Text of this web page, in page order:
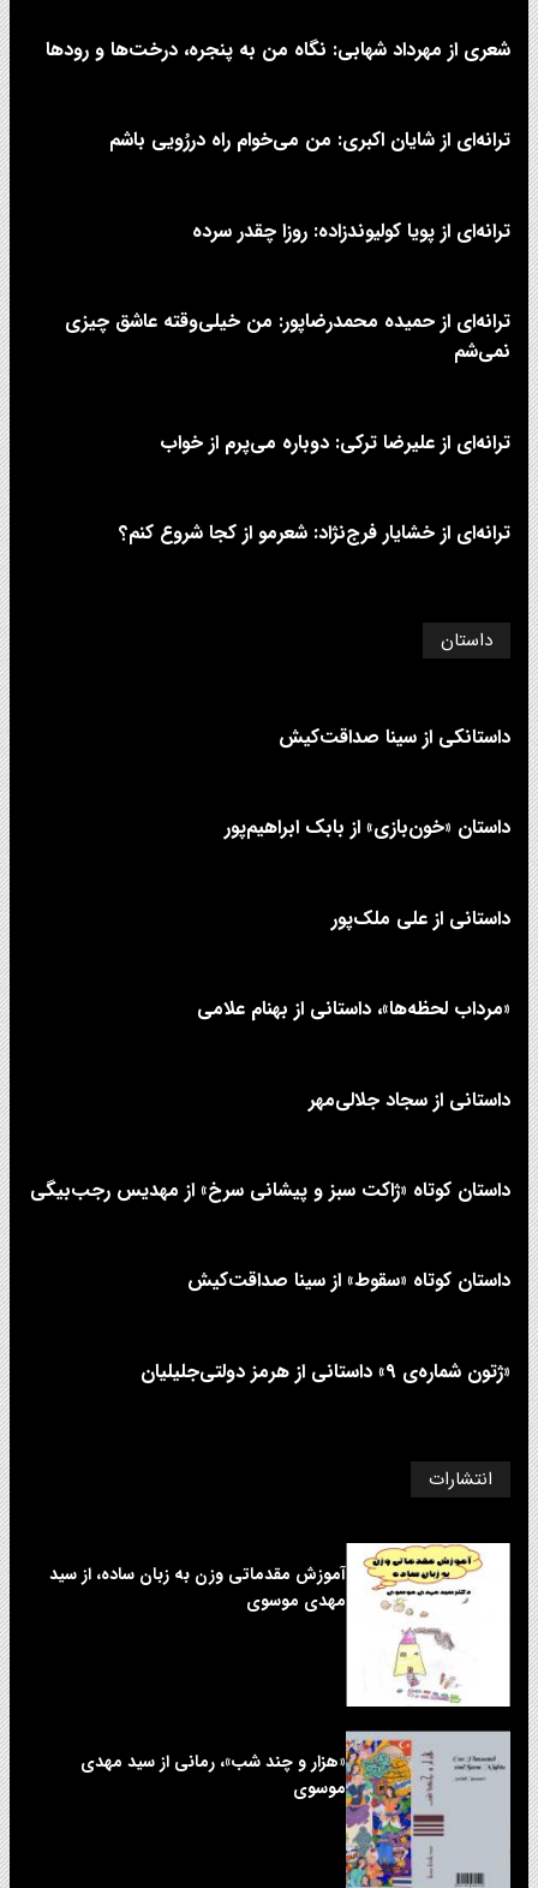
شعری از مهرداد شهابی: نگاه من به پنجره، درخت‌ها و رودها
ترانه‌ای از شایان اکبری: من می‌خوام راه دررُویی باشم
ترانه‌ای از پویا کولیوندزاده: روزا چقدر سرده
ترانه‌ای از حمیده محمدرضاپور: من خیلی‌وقته عاشق چیزی
نمی‌شم
ترانه‌ای از علیرضا ترکی: دوباره می‌پرم از خواب
ترانه‌ای از خشایار فرج‌نژاد: شعرمو از کجا شروع کنم؟
داستان
داستانکی از سینا صداقت‌کیش
داستان «خون‌بازی» از بابک ابراهیم‌پور
داستانی از علی‌ ملک‌پور
«مرداب لحظه‌ها»، داستانی از بهنام علامی
داستانی از سجاد جلالی‌مهر
داستان کوتاه «ژاکت سبز و پیشانی سرخ» از مهدیس رجب‌بیگی
داستان کوتاه «سقوط» از سینا صداقت‌کیش
«ژتون شماره‌ی ۹» داستانی از هرمز دولتی‌جلیلیان
انتشارات
آموزش مقدماتی وزن به زبان ساده، از سید
مهدی موسوی
«هزار و چند شب»، رمانی از سید مهدی
موسوی